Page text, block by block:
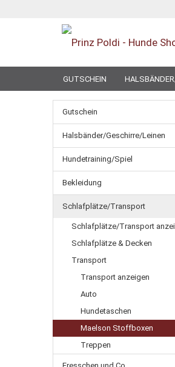
GUTSCHEIN
SPECIAL
Gutschein
Halsbänder/Geschirre/Leinen
Hundetraining/Spiel
Bekleidung
Schlafplätze/Transport
Schlafplätze/Transport
Schlafplätze & Decken
Transport
Transport anzeigen
Auto
Hundetaschen
Maelson Stoffboxen
Treppen